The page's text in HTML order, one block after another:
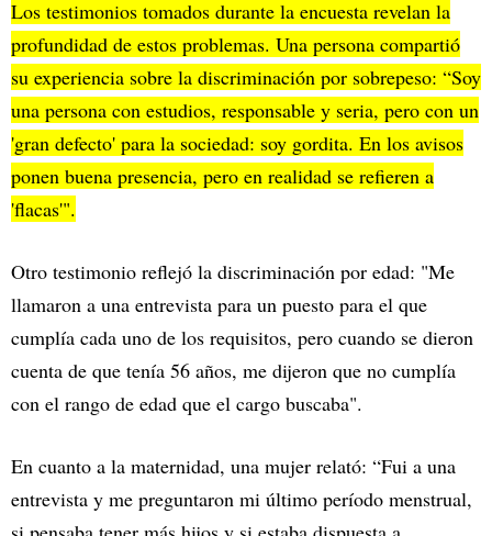
Los testimonios tomados durante la encuesta revelan la
profundidad de estos problemas. Una persona compartió
su experiencia sobre la discriminación por sobrepeso: “Soy
una persona con estudios, responsable y seria, pero con un
'gran defecto' para la sociedad: soy gordita. En los avisos
ponen buena presencia, pero en realidad se refieren a
'flacas'".
Otro testimonio reflejó la discriminación por edad: "Me
llamaron a una entrevista para un puesto para el que
cumplía cada uno de los requisitos, pero cuando se dieron
cuenta de que tenía 56 años, me dijeron que no cumplía
con el rango de edad que el cargo buscaba".
En cuanto a la maternidad, una mujer relató: “Fui a una
entrevista y me preguntaron mi último período menstrual,